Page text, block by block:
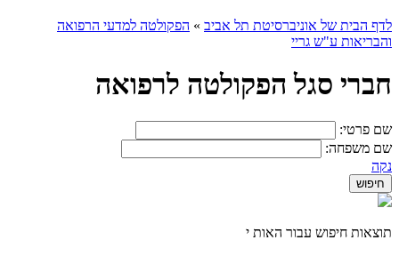
לדף הבית של אוניברסיטת תל אביב » הפקולטה למדעי הרפואה
והבריאות ע"ש גריי
חברי סגל הפקולטה לרפואה
שם פרטי:
שם משפחה:
נקה
תוצאות חיפוש עבור האות י